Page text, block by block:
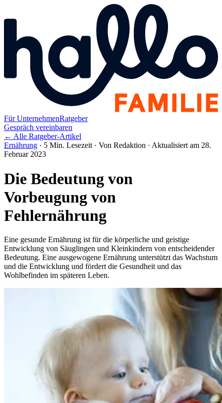
Für UnternehmenRatgeber
Gespräch vereinbaren
← Alle Ratgeber-Artikel
Ernährung · 5 Min. Lesezeit · Von Redaktion · Aktualisiert am 28.
Februar 2023
Die Bedeutung von
Vorbeugung von
Fehlernährung
Eine gesunde Ernährung ist für die körperliche und geistige
Entwicklung von Säuglingen und Kleinkindern von entscheidender
Bedeutung. Eine ausgewogene Ernährung unterstützt das Wachstum
und die Entwicklung und fördert die Gesundheit und das
Wohlbefinden im späteren Leben.